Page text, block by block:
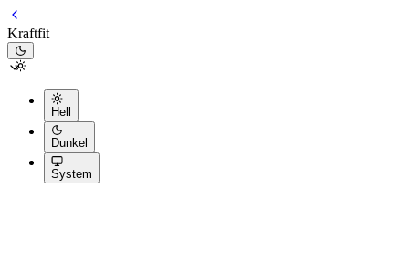
Kraftfit
Hell
Dunkel
System